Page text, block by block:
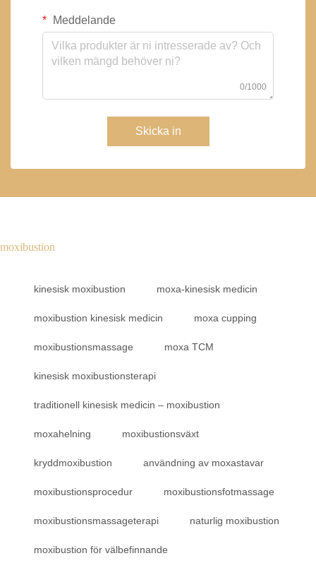
Meddelande
0/1000
Skicka in
moxibustion
kinesisk moxibustion moxa-kinesisk medicin
moxibustion kinesisk medicin moxa cupping
moxibustionsmassage moxa TCM
kinesisk moxibustionsterapi
traditionell kinesisk medicin – moxibustion
moxahelning moxibustionsväxt
kryddmoxibustion användning av moxastavar
moxibustionsprocedur moxibustionsfotmassage
moxibustionsmassageterapi naturlig moxibustion
moxibustion för välbefinnande